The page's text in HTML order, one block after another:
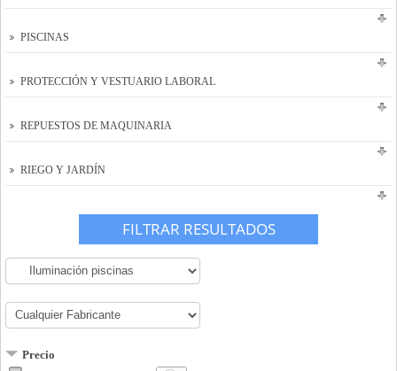
PISCINAS
PROTECCIÓN Y VESTUARIO LABORAL
REPUESTOS DE MAQUINARIA
RIEGO Y JARDÍN
FILTRAR RESULTADOS
Precio